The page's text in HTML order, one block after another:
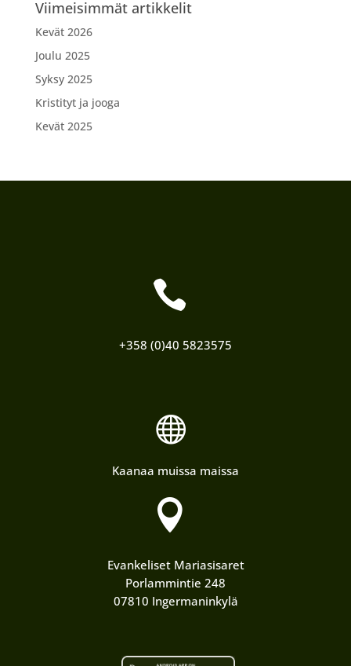
Viimeisimmät artikkelit
Kevät 2026
Joulu 2025
Syksy 2025
Kristityt ja jooga
Kevät 2025

+358 (0)40 5823575

Kaanaa muissa maissa

Evankeliset Mariasisaret
Porlammintie 248
07810 Ingermaninkylä